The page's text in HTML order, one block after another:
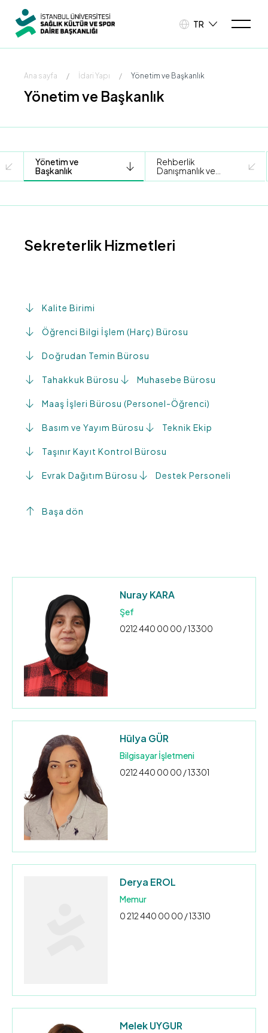
TR
Ana sayfa / İdari Yapı / Yönetim ve Başkanlık
Yönetim ve Başkanlık
Yönetim ve
Başkanlık
Rehberlik
Danışmanlık ve
Sosyal Destek
Sekreterlik Hizmetleri
Kalite Birimi
Öğrenci Bilgi İşlem (Harç) Bürosu
Doğrudan Temin Bürosu
Tahakkuk Bürosu Muhasebe Bürosu
Maaş İşleri Bürosu (Personel-Öğrenci)
Basım ve Yayım Bürosu Teknik Ekip
Taşınır Kayıt Kontrol Bürosu
Evrak Dağıtım Bürosu Destek Personeli
Başa dön
Nuray KARA
Şef
0212 440 00 00 / 13300
Hülya GÜR
Bilgisayar İşletmeni
0212 440 00 00 / 13301
Derya EROL
Memur
0 212 440 00 00 / 13310
Melek UYGUR